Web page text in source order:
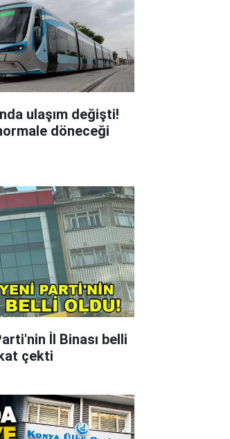
ulaşım değişti!
döneceği
İl Binası belli
çekti